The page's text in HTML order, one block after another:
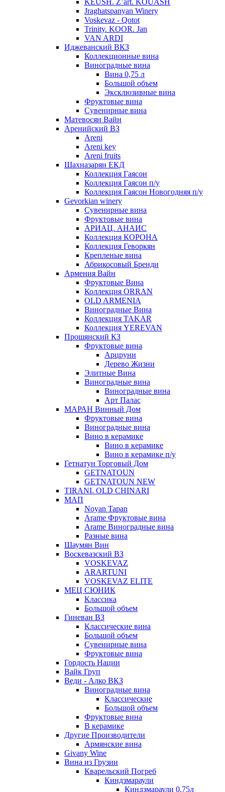
KEUSH. Z’art. KOUASH
Jraghatspanyan Winery
Voskevaz - Qotot
Trinity. KOOR. Jan
VAN ARDI
Иджеванский ВКЗ
Коллекционные вина
Виноградные вина
Вина 0,75 л
Большой объем
Эксклюзивные вина
Фруктовые вина
Cувенирные вина
Матевосян Вайн
Аренийский ВЗ
Areni
Areni key
Areni fruits
Шахназарян ЕКД
Коллекция Гаясон
Коллекция Гаясон п/у
Коллекция Гаясон Новогодняя п/у
Gevorkian winery
Сувенирные вина
Фруктовые вина
АРИАЦ. АНАИС
Коллекция КОРОНА
Коллекция Геворкян
Крепленые вина
Абрикосовый Бренди
Армения Вайн
Фруктовые Вина
Коллекция ORRAN
OLD ARMENIA
Виноградные Вина
Коллекция TAKAR
Коллекция YEREVAN
Прошянский КЗ
Фруктовые вина
Арцруни
Дерево Жизни
Элитные Вина
Виноградные вина
Виноградные вина
Арт Палас
МАРАН Винный Дом
Фруктовые вина
Виноградные вина
Вино в керамике
Вино в керамике
Вино в керамике п/у
Гетнатун Торговый Дом
GETNATOUN
GETNATOUN NEW
TIRANI. OLD CHINARI
МАП
Noyan Tapan
Arame Фруктовые вина
Arame Виноградные вина
Разные вина
Шаумян Вин
Воскевазский ВЗ
VOSKEVAZ
ARARTUNI
VOSKEVAZ ELITE
МЕЦ СЮНИК
Классика
Большой объем
Гиневан ВЗ
Классические вина
Большой объем
Сувенирные вина
Фруктовые вина
Гордость Нации
Вайк Груп
Веди - Алко ВКЗ
Виноградные вина
Классические
Большой объем
Фруктовые вина
В керамике
Другие Производители
Армянские вина
Givany Wine
Вина из Грузии
Кварельский Погреб
Киндзмараули
Киндзмараули 0,75л